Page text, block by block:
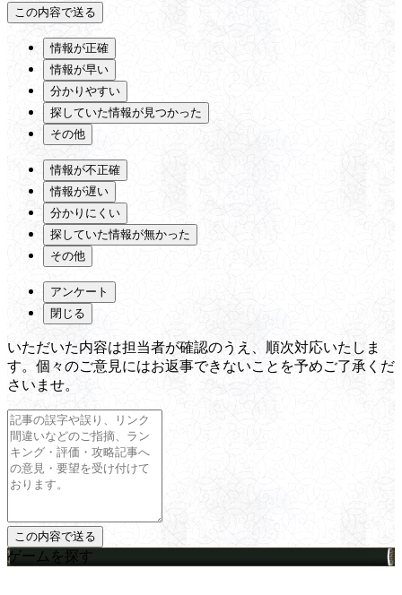
情報が正確
情報が早い
分かりやすい
探していた情報が見つかった
その他
情報が不正確
情報が遅い
分かりにくい
探していた情報が無かった
その他
アンケート
閉じる
いただいた内容は担当者が確認のうえ、順次対応いたしま
す。個々のご意見にはお返事できないことを予めご了承くだ
さいませ。
ゲームを探す